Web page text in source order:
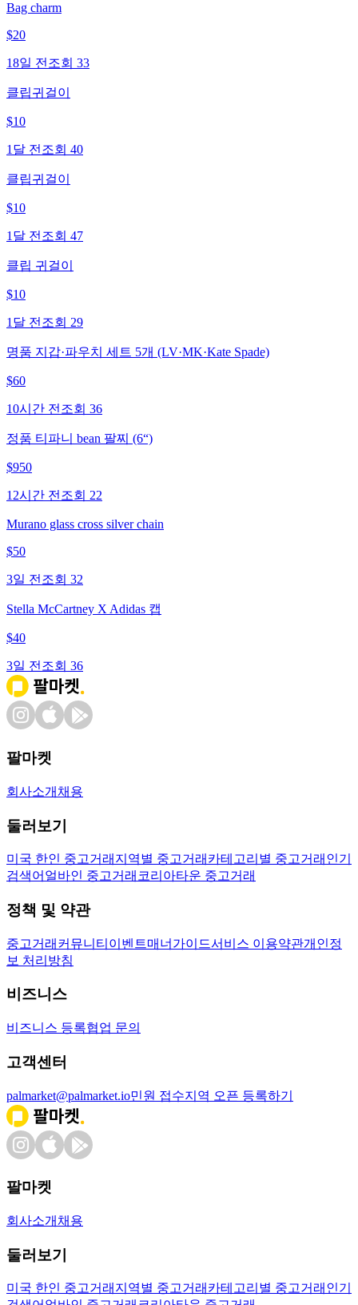
Bag charm
$20
18일 전 조회 33
클립귀걸이
$10
1달 전 조회 40
클립귀걸이
$10
1달 전 조회 47
클립 귀걸이
$10
1달 전 조회 29
명품 지갑·파우치 세트 5개 (LV·MK·Kate Spade)
$60
10시간 전 조회 36
정품 티파니 bean 팔찌 (6“)
$950
12시간 전 조회 22
Murano glass cross silver chain
$50
3일 전 조회 32
Stella McCartney X Adidas 캡
$40
3일 전 조회 36
팔마켓
회사소개 채용
둘러보기
미국 한인 중고거래 지역별 중고거래 카테고리별 중고거래 인기
검색어 얼바인 중고거래 코리아타운 중고거래
정책 및 약관
중고거래 커뮤니티 이벤트매너가이드서비스 이용약관개인정
보 처리방침
비즈니스
비즈니스 등록협업 문의
고객센터
palmarket@palmarket.io민원 접수지역 오픈 등록하기
팔마켓
회사소개 채용
둘러보기
미국 한인 중고거래 지역별 중고거래 카테고리별 중고거래 인기